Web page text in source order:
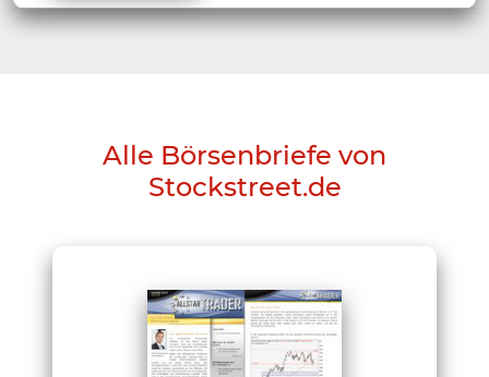
Alle Börsenbriefe von
Stockstreet.de